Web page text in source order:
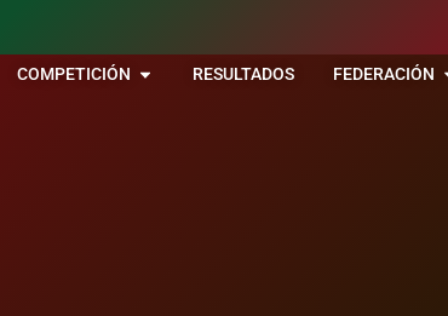
COMPETICIÓN RESULTADOS FEDERACIÓN